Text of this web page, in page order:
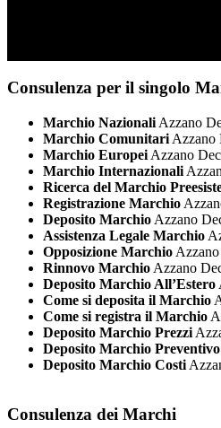
Consulenza per il singolo
Marchio Nazionali Azzano
Marchio Comunitari Azzano
Marchio Europei Azzano
Marchio Internazionali
Ricerca del Marchio
Registrazione Marchio
Deposito Marchio Azzano
Assistenza Legale Marchio
Opposizione Marchio
Rinnovo Marchio Azzano
Deposito Marchio All’Estero
Come si deposita il Marchio
Come si registra il Marchio
Deposito Marchio Prezzi
Deposito Marchio Preventivo
Deposito Marchio Costi
Consulenza dei Marchi